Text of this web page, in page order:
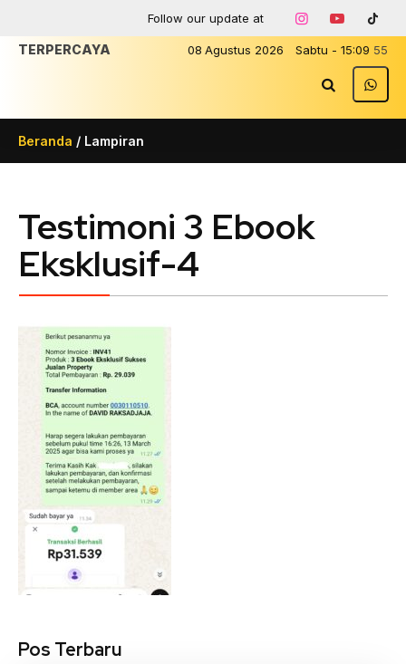
Follow our update at
08 Agustus 2026 Sabtu - 15:09 55
TERPERCAYA
Beranda / Lampiran
Testimoni 3 Ebook
Eksklusif-4
Pos Terbaru